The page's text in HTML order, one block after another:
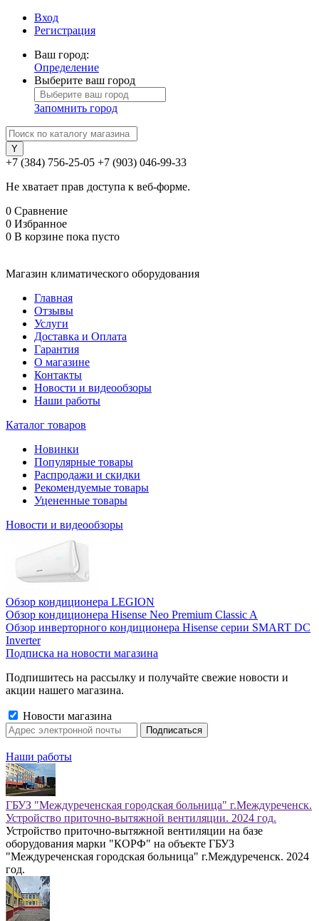
Вход
Регистрация
Ваш город:
Определение
Выберите ваш город
Запомнить город
+7 (384) 756-25-05 +7 (903) 046-99-33
Не хватает прав доступа к веб-форме.
0 Сравнение
0 Избранное
0 В корзине пока пусто
Магазин климатического оборудования
Главная
Отзывы
Услуги
Доставка и Оплата
Гарантия
О магазине
Контакты
Новости и видеообзоры
Наши работы
Каталог товаров
Новинки
Популярные товары
Распродажи и скидки
Рекомендуемые товары
Уцененные товары
Новости и видеообзоры
Обзор кондиционера LEGION
Обзор кондиционера Hisense Neo Premium Classic A
Обзор инверторного кондиционера Hisense серии SMART DC
Inverter
Подписка на новости магазина
Подпишитесь на рассылку и получайте свежие новости и
акции нашего магазина.
Новости магазина
Наши работы
ГБУЗ "Междуреченская городская больница" г.Междуреченск.
Устройство приточно-вытяжной вентиляции. 2024 год.
Устройство приточно-вытяжной вентиляции на базе
оборудования марки "КОРФ" на объекте ГБУЗ
"Междуреченская городская больница" г.Междуреченск. 2024
год.